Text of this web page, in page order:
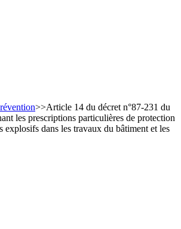
>>Article 14 du décret n°87-231 du
les prescriptions particulières de protection
explosifs dans les travaux du bâtiment et les